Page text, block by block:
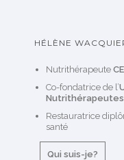
HÉLÈNE
Nutrithérapeute
Co-fondatrice de l’
Restauratrice
santé
Qui suis-je?